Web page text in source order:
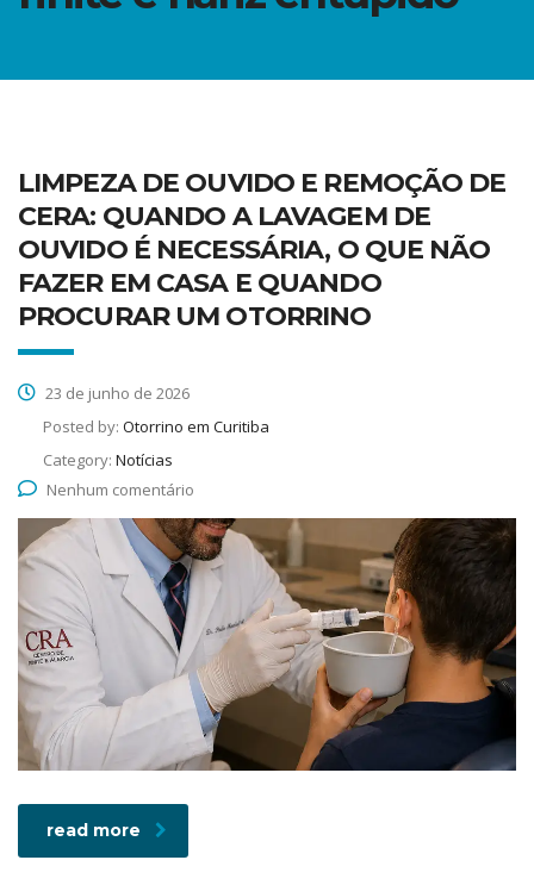
LIMPEZA DE OUVIDO E REMOÇÃO DE
CERA: QUANDO A LAVAGEM DE
OUVIDO É NECESSÁRIA, O QUE NÃO
FAZER EM CASA E QUANDO
PROCURAR UM OTORRINO
23 de junho de 2026
Posted by: Otorrino em Curitiba
Category: Notícias
Nenhum comentário
read more